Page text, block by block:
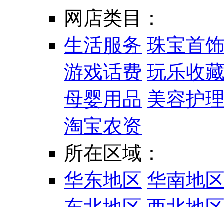
网店类目：
生活服务 珠宝首
游戏话费 玩乐收
母婴用品 美容护
淘宝农资
所在区域：
华东地区 华南地